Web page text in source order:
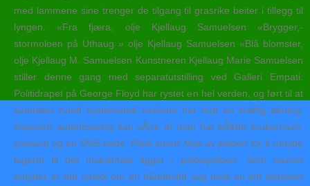
med lammene sine trenger de tilgang til grasrike beiter i tillegg til
lyngen. «Fra fjæra, olje Kjellaug Samuelsen «Brygger,-
stormoloen på Uthaug » olje Kjellaug Samuelsen «Blå blomster,
olje Kjellaug M. Samuelsen Kunstneren Kjellaug Marie Samuelsen
stiller denne gang med separatutstilling ved Galleri Empati.
Politidrapet på George Floyd har rystet en hel verden, og ført til at
samtalen rundt systematisk rasisme har hatt en kraftig økning.
Avansert autentisering kan vÃ¦re at man har bÃ¥de brukernavn,
passord og en SMS-kode. Pakk smart Mye av jobben for å utnytte
lageret til det maksimale ligger i pakkejobben. Som navnet
antyder er det snakk om en håndholdt sag med en lett tilspisset